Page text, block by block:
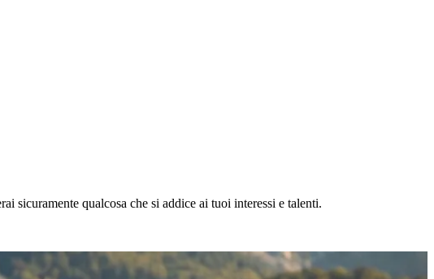
sicuramente qualcosa che si addice ai tuoi interessi e talenti.